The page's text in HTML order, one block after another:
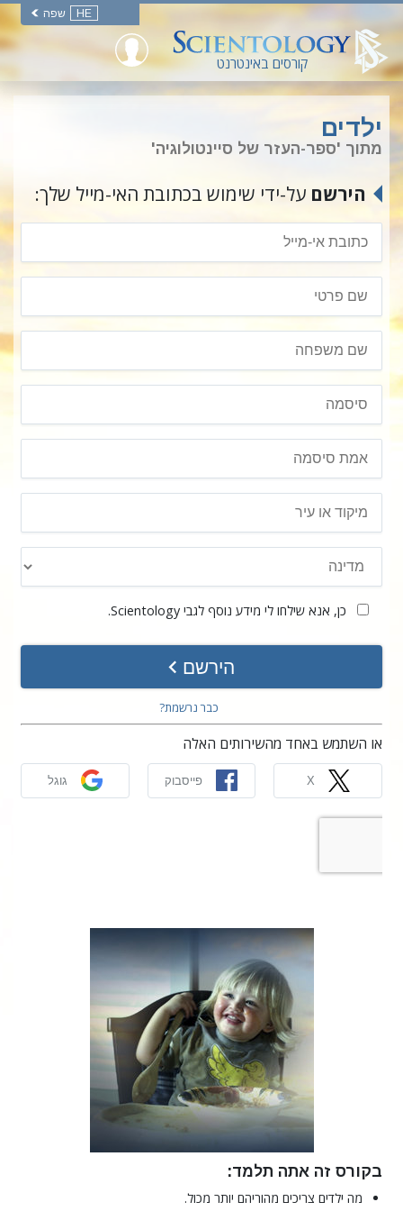
HE שפה
קורסים באינטרנט
ילדים
מתוך 'ספר-העזר של סיינטולוגיה'
הירשם על-ידי שימוש בכתובת האי-מייל שלך:
כן, אנא שילחו לי מידע נוסף לגבי Scientology.
הירשם
כבר נרשמת?
או השתמש באחד מהשירותים האלה
X פייסבוק גוגל
בקורס זה אתה תלמד:
מה ילדים צריכים מהוריהם יותר מכול.